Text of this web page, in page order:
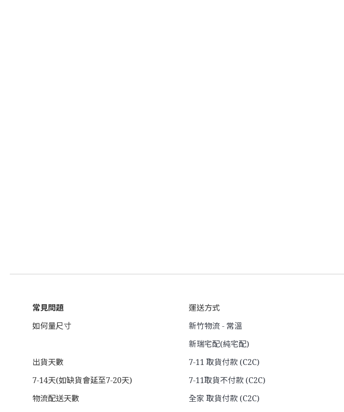
常見問題
如何量尺寸
出貨天數
7-14天(如缺貨會延至7-20天)
物流配送天數
運送方式
新竹物流 - 常溫
新瑞宅配(純宅配)
7-11 取貨付款 (C2C)
7-11取貨不付款 (C2C)
全家 取貨付款 (C2C)